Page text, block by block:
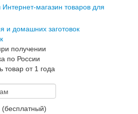
Интернет-магазин товаров для
и домашних заготовок
получении
по России
товар от 1 года
(бесплатный)